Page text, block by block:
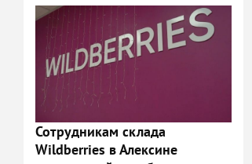
Сотрудникам склада
Wildberries в Алексине